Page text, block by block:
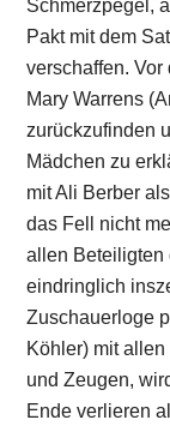
Schmerzpegel,
Pakt mit dem
verschaffen.
Mary Warrens
zurückzufinden
Mädchen zu
mit Ali Berber
das Fell nicht
allen Beteiligten
eindringlich
Zuschauerloge
Köhler) mit
und Zeugen,
Ende verlieren